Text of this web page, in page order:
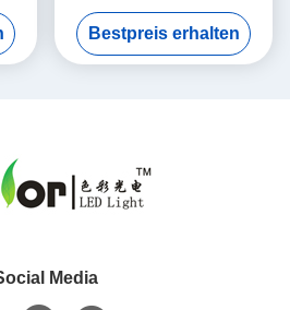
direktübertragungs-LED
Bestpreis erhalten
Media